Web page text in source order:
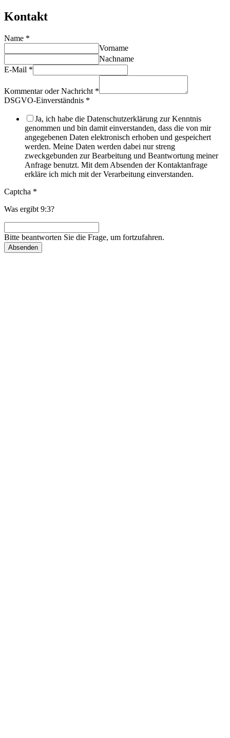
Kontakt
Name *
Vorname
Nachname
E-Mail *
Kommentar oder Nachricht *
DSGVO-Einverständnis *
Ja, ich habe die Datenschutzerklärung zur Kenntnis
genommen und bin damit einverstanden, dass die von mir
angegebenen Daten elektronisch erhoben und gespeichert
werden. Meine Daten werden dabei nur streng
zweckgebunden zur Bearbeitung und Beantwortung meiner
Anfrage benutzt. Mit dem Absenden der Kontaktanfrage
erkläre ich mich mit der Verarbeitung einverstanden.
Captcha *
Was ergibt 9:3?
Bitte beantworten Sie die Frage, um fortzufahren.
Absenden